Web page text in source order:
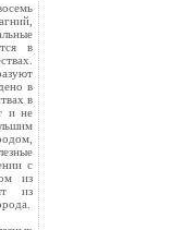
в
в
в
и не
с
из
из